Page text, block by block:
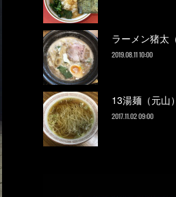
ラーメン猪太
2019.08.11 10:00
13湯麺（元山）
2017.11.02 09:00